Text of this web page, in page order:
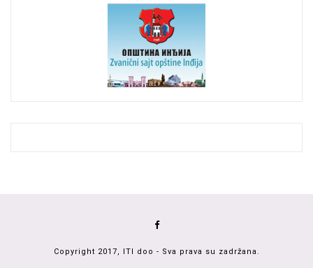
Copyright 2017, ITI doo - Sva prava su zadržana.